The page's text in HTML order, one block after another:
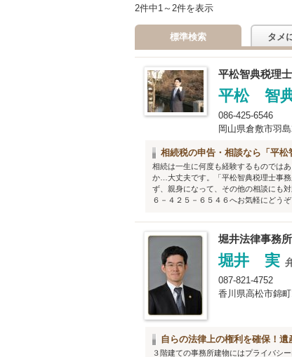
2件中1～2件を表示
標準検索 タメ
平松智典税理
平松 智
086-425-6546
岡山県倉敷市羽
相続税の申告・相談なら「平松
相続は一生に何度も経験するものでは
か…大丈夫です。「平松智典税理士事
ず、親身になって、その他の相談にも
６－４２５－６５４６へお気軽にどうぞ
堀井法律事務所
堀井 実
087-821-4752
香川県高松市錦
自らの法律上の権利を確保！遺
３階建ての事務所建物にはプライバシ